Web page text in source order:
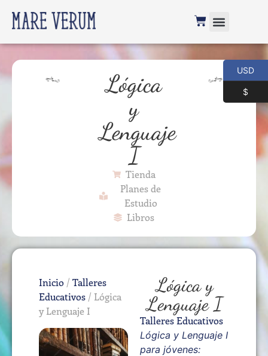
Lógica
y
Lenguaje
I
Tienda
Planes de
Estudio
Libros
Inicio / Talleres
Educativos / Lógica
y Lenguaje I
Lógica y
Lenguaje I
Talleres Educativos
Lógica y Lenguaje I
para jóvenes:
USD
$